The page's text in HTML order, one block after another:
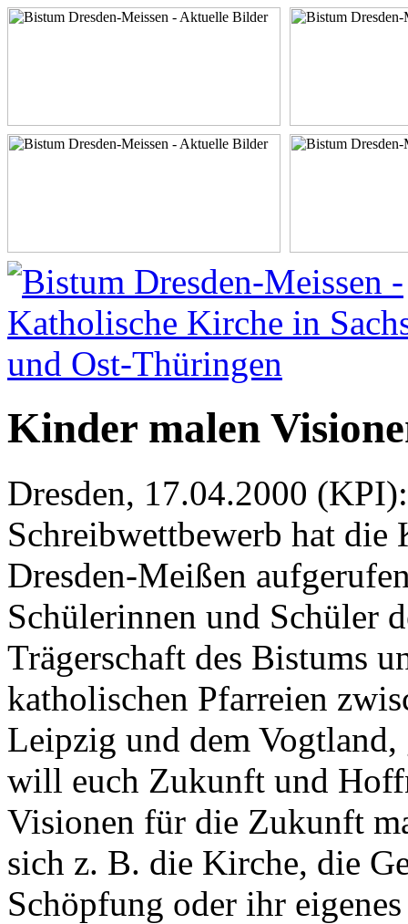
Kinder malen
Dresden, 17.04.2000
Schreibwettbewerb hat die
Dresden-Meißen
Schülerinnen und Schüler
Trägerschaft des Bistums
katholischen Pfarreien
Leipzig und dem
will euch Zukunft und
Visionen für die Zukunft
sich z. B. die Kirche, die
Schöpfung oder ihr